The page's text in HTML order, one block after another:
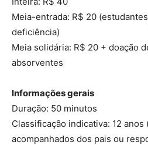
Meia-entrada: R$ 20
deficiência)
Meia solidária: R$ 20 + doação
absorventes
Informações gerais
Duração: 50 minutos
Classificação indicativa: 12 anos
acompanhados dos pais ou